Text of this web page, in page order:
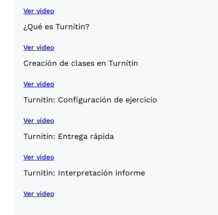
Ver video
¿Qué es Turnitin?
Ver video
Creación de clases en Turnitin
Ver video
Turnitin: Configuración de ejercicio
Ver video
Turnitin: Entrega rápida
Ver video
Turnitin: Interpretación informe
Ver video